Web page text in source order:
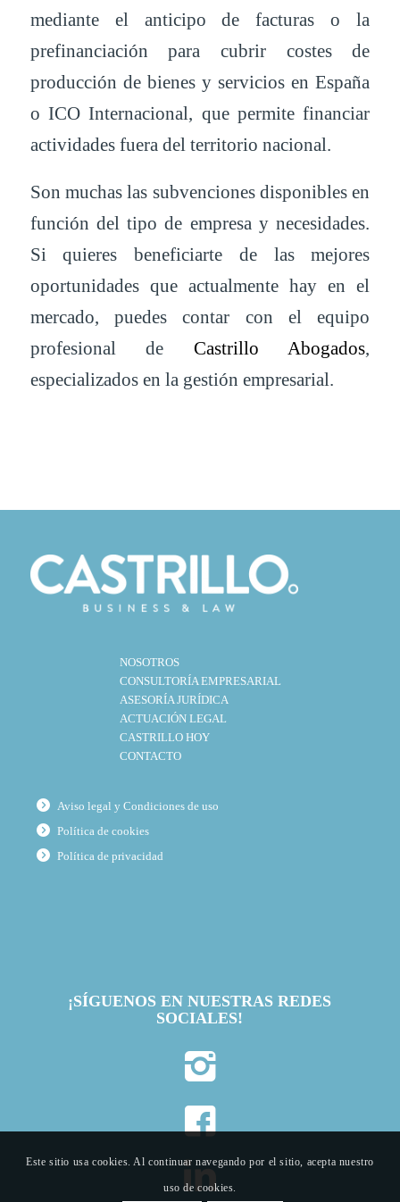
mediante el anticipo de facturas o la
prefinanciación para cubrir costes de
producción de bienes y servicios en España
o ICO Internacional, que permite financiar
actividades fuera del territorio nacional.
Son muchas las subvenciones disponibles en
función del tipo de empresa y necesidades.
Si quieres beneficiarte de las mejores
oportunidades que actualmente hay en el
mercado, puedes contar con el equipo
profesional de Castrillo Abogados,
especializados en la gestión empresarial.
NOSOTROS
CONSULTORÍA EMPRESARIAL
ASESORÍA JURÍDICA
ACTUACIÓN LEGAL
CASTRILLO HOY
CONTACTO
Aviso legal y Condiciones de uso
Política de cookies
Política de privacidad
¡SÍGUENOS EN NUESTRAS REDES
SOCIALES!
Este sitio usa cookies. Al continuar navegando por el sitio, acepta nuestro
uso de cookies.